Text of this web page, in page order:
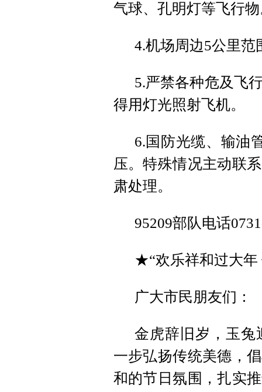
气球、孔明灯等飞行
4.机场周边5公里
5.严禁各种危及飞
得用灯光照射飞机。
6.国防光缆、输油
压。特殊情况主动联
肃处理。
95209部队电话
★“欢乐祥和过大年
广大市民朋友们：
金虎辞旧岁，玉兔
一步弘扬传统美德，
和的节日氛围，扎实